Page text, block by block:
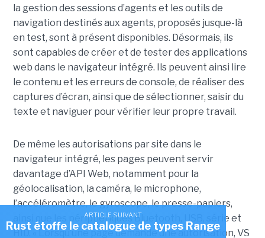
la gestion des sessions d’agents et les outils de
navigation destinés aux agents, proposés jusque-là
en test, sont à présent disponibles. Désormais, ils
sont capables de créer et de tester des applications
web dans le navigateur intégré. Ils peuvent ainsi lire
le contenu et les erreurs de console, de réaliser des
captures d’écran, ainsi que de sélectionner, saisir du
texte et naviguer pour vérifier leur propre travail.
De même les autorisations par site dans le
navigateur intégré, les pages peuvent servir
davantage d’API Web, notamment pour la
géolocalisation, la caméra, le microphone,
l’accéléromètre, le gyroscope, le presse-papiers,
ainsi que les périphériques Bluetooth, USB, série et
HID. « Lorsqu’une page demande une autorisation, VS
ARTICLE SUIVANT
Rust étoffe le catalogue de types Range